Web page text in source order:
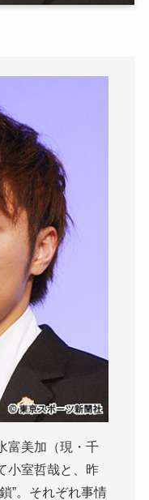
富美加（現・千
小室哲哉と、昨
”。それぞれ事情